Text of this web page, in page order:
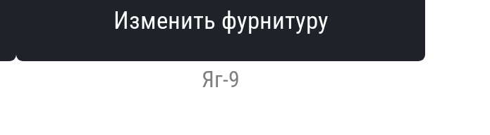
Изменить фурнитуру
Яг-9